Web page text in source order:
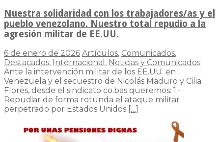
Nuestra solidaridad con los trabajadores/as y el
pueblo venezolano. Nuestro total repudio a la
agresión militar de EE.UU.
6 de enero de 2026 Artículos, Comunicados,
Destacados, Internacional , Noticias y Comunicados
Ante la intervención militar de los EE.UU. en
Venezuela y el secuestro de Nicolás Maduro y Cilia
Flores, desde el sindicato co.bas queremos: 1.-
Repudiar de forma rotunda el ataque militar
perpetrado por Estados Unidos […]